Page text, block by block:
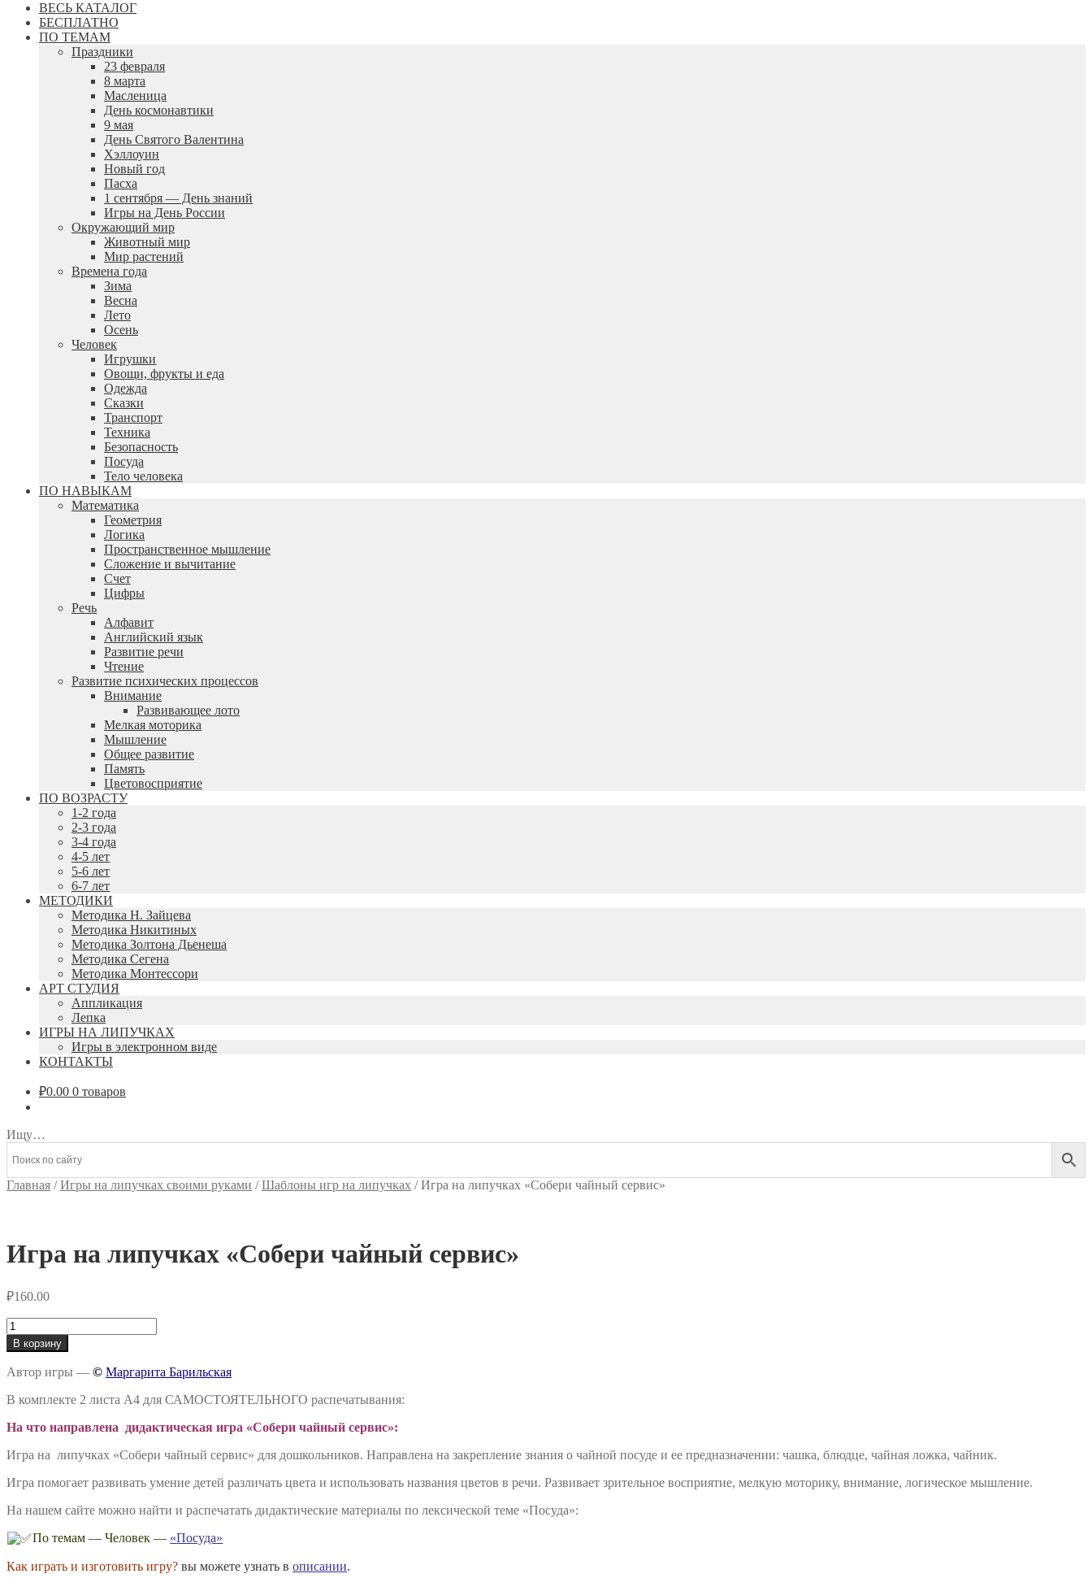
ВЕСЬ КАТАЛОГ
БЕСПЛАТНО
ПО ТЕМАМ
Праздники
23 февраля
8 марта
Масленица
День космонавтики
9 мая
День Святого Валентина
Хэллоуин
Новый год
Пасха
1 сентября — День знаний
Игры на День России
Окружающий мир
Животный мир
Мир растений
Времена года
Зима
Весна
Лето
Осень
Человек
Игрушки
Овощи, фрукты и еда
Одежда
Сказки
Транспорт
Техника
Безопасность
Посуда
Тело человека
ПО НАВЫКАМ
Математика
Геометрия
Логика
Пространственное мышление
Сложение и вычитание
Счет
Цифры
Речь
Алфавит
Английский язык
Развитие речи
Чтение
Развитие психических процессов
Внимание
Развивающее лото
Мелкая моторика
Мышление
Общее развитие
Память
Цветовосприятие
ПО ВОЗРАСТУ
1-2 года
2-3 года
3-4 года
4-5 лет
5-6 лет
6-7 лет
МЕТОДИКИ
Методика Н. Зайцева
Методика Никитиных
Методика Золтона Дьенеша
Методика Сегена
Методика Монтессори
АРТ СТУДИЯ
Аппликация
Лепка
ИГРЫ НА ЛИПУЧКАХ
Игры в электронном виде
КОНТАКТЫ
₽0.00 0 товаров
Ищу…
Главная /Игры на липучках своими руками /Шаблоны игр на липучках /Игра на липучках «Собери чайный сервис»
Игра на липучках «Собери чайный сервис»
₽160.00
Количество
товара
Игра
на
липучках
«Собери
сервис»
В корзину
Автор игры — © Маргарита Барильская
В комплекте 2 листа А4 для САМОСТОЯТЕЛЬНОГО распечатывания:
На что направлена дидактическая игра «Собери чайный сервис»:
Игра на липучках «Собери чайный сервис» для дошкольников. Направлена на закрепление знания о чайной посуде и ее предназначении: чашка, блюдце, чайная ложка, чайник.
Игра помогает развивать умение детей различать цвета и использовать названия цветов в речи. Развивает зрительное восприятие, мелкую моторику, внимание, логическое мышление.
На нашем сайте можно найти и распечатать дидактические материалы по лексической теме «Посуда»:
По темам — Человек — «Посуда»
Как играть и изготовить игру? вы можете узнать в описании.